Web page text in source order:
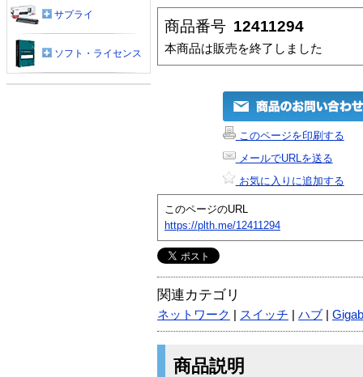
商品番号 12411294
本商品は販売を終了しました
このページを印刷する
メールでURLを送る
お気に入りに追加する
このページのURL
https://plth.me/12411294
関連カテゴリ
ネットワーク スイッチ ハブ
商品説明
サプライ
ソフト・ライセンス